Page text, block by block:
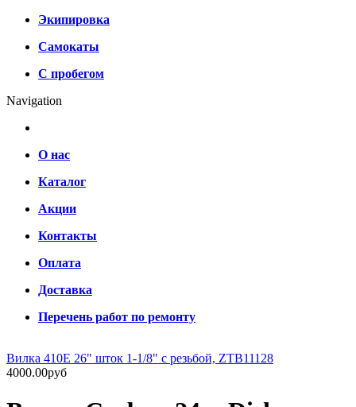
Экипировка
Самокаты
С пробегом
Navigation
О нас
Каталог
Акции
Контакты
Оплата
Доставка
Перечень работ по ремонту
Вилка 410E 26" шток 1-1/8" с резьбой, ZTB11128
4000.00руб